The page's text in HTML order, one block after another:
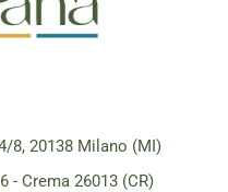
8, 20138 Milano (MI)
- Crema 26013 (CR)